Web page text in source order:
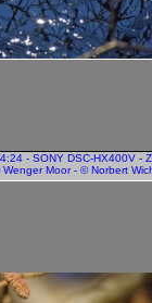
- SONY DSC-HX400V -
Moor - © Norbert